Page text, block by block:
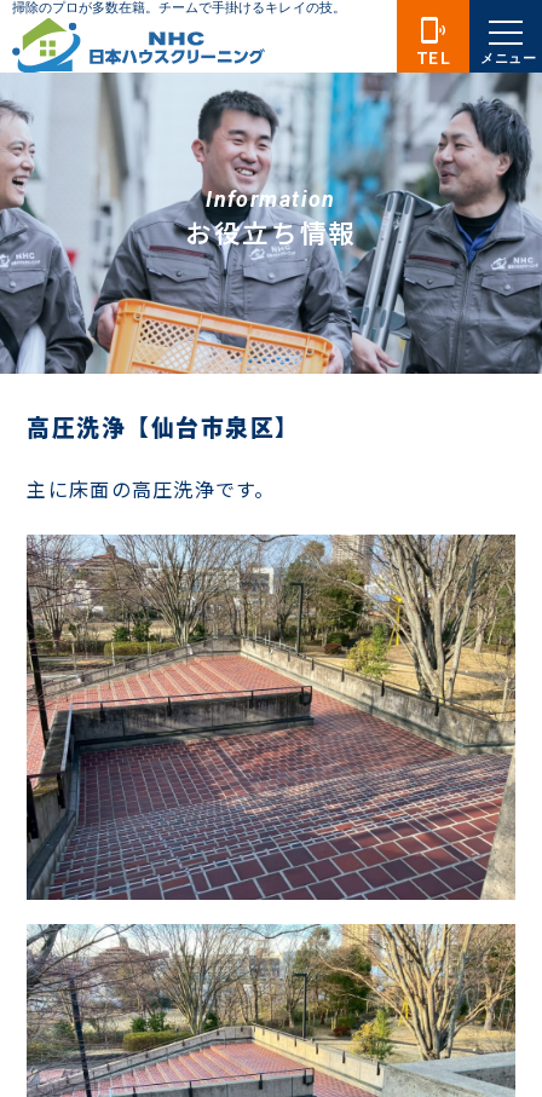
Information
お役立ち情報
高圧洗浄【仙台市泉区】
主に床面の高圧洗浄です。
phonelink_ring
TEL メニュー